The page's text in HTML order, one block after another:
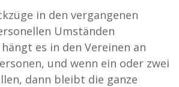
in den vergangenen
Umständen
es in den Vereinen an
und wenn ein oder zwei
dann bleibt die ganze